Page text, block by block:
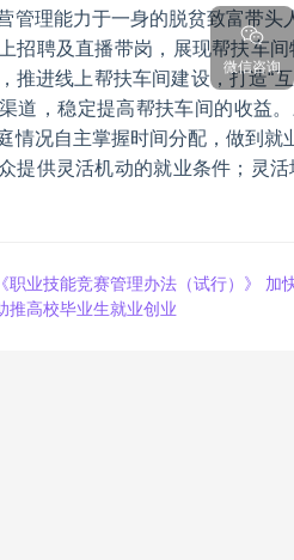
管理能力于一身的脱贫致富带头
招聘及直播带岗，展现帮扶车
推进线上帮扶车间建设，打造“
道，稳定提高帮扶车间的收益
情况自主掌握时间分配，做到就
提供灵活机动的就业条件；灵
职业技能竞赛管理办法（试行）》 加
推高校毕业生就业创业
微信咨询